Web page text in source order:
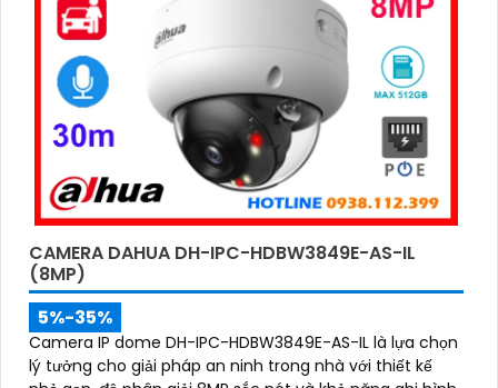
CAMERA DAHUA DH-IPC-HDBW3849E-AS-IL
(8MP)
5%-35%
Camera IP dome DH-IPC-HDBW3849E-AS-IL là lựa chọn
lý tưởng cho giải pháp an ninh trong nhà với thiết kế